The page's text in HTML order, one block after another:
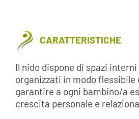
CARATTERISTICHE
Il nido dispone di spazi
organizzati in modo
garantire a ogni bambino/a
crescita personale e